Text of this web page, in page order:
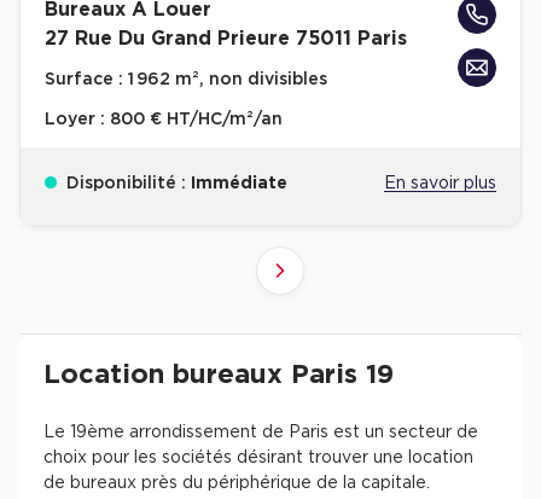
Bureaux A Louer
27 Rue Du Grand Prieure 75011 Paris
Surface : 1 962 m², non divisibles
Loyer : 800 € HT/HC/m²/an
Disponibilité : Immédiate En savoir plus
Suivant
Revenir à l'accueil -
Location bureaux Paris 19
Le 19ème arrondissement de Paris est un secteur de
choix pour les sociétés désirant trouver une location
de bureaux près du périphérique de la capitale.